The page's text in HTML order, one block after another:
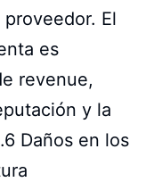
El
es
revenue,
y la
Daños en los